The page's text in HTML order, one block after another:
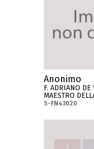
Anonimo
F. ADRIANO DE
MAESTRO
S-FN43020